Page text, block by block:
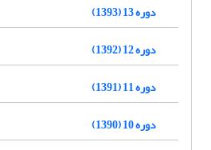
دوره 13 (1393)
دوره 12 (1392)
دوره 11 (1391)
دوره 10 (1390)